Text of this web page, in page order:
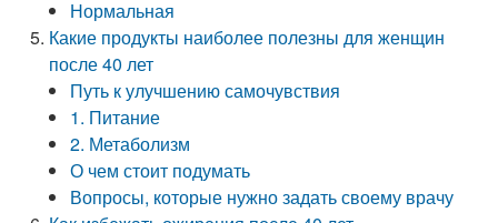
Нормальная
Какие продукты наиболее полезны для женщин
после 40 лет
Путь к улучшению самочувствия
1. Питание
2. Метаболизм
О чем стоит подумать
Вопросы, которые нужно задать своему врачу